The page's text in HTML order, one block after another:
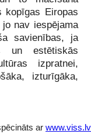
Eiropas
nav iespējama
savienības, ja
un estētiskās
izpratnei,
izturīgāka,
ar www.viss.lv